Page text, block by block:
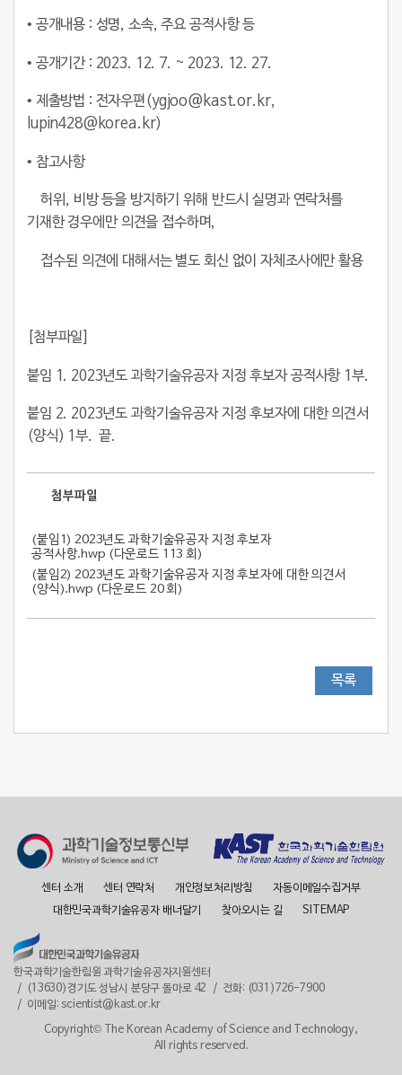
• 공개내용 : 성명, 소속, 주요 공적사항 등
• 공개기간 : 2023. 12. 7. ~ 2023. 12. 27.
• 제출방법 : 전자우편(ygjoo@kast.or.kr,
lupin428@korea.kr)
• 참고사항
허위, 비방 등을 방지하기 위해 반드시 실명과 연락처를
기재한 경우에만 의견을 접수하며,
접수된 의견에 대해서는 별도 회신 없이 자체조사에만 활용
[첨부파일]
붙임 1. 2023년도 과학기술유공자 지정 후보자 공적사항 1부.
붙임 2. 2023년도 과학기술유공자 지정 후보자에 대한 의견서
(양식) 1부. 끝.
첨부파일
(붙임1) 2023년도 과학기술유공자 지정 후보자
공적사항.hwp (다운로드 113 회 )
(붙임2) 2023년도 과학기술유공자 지정 후보자에 대한 의견서
(양식).hwp (다운로드 20 회 )
목록
센터 소개 센터 연락처 개인정보처리방침
자동이메일수집거부
대한민국과학기술유공자 배너달기
찾아오시는 길 SITEMAP
한국과학기술한림원 과학기술유공자지원센터
(13630)경기도 성남시 분당구 돌마로 42
전화: (031)726-7900
이메일: scientist@kast.or.kr
Copyright© The Korean Academy of Science and Technology,
All rights reserved.